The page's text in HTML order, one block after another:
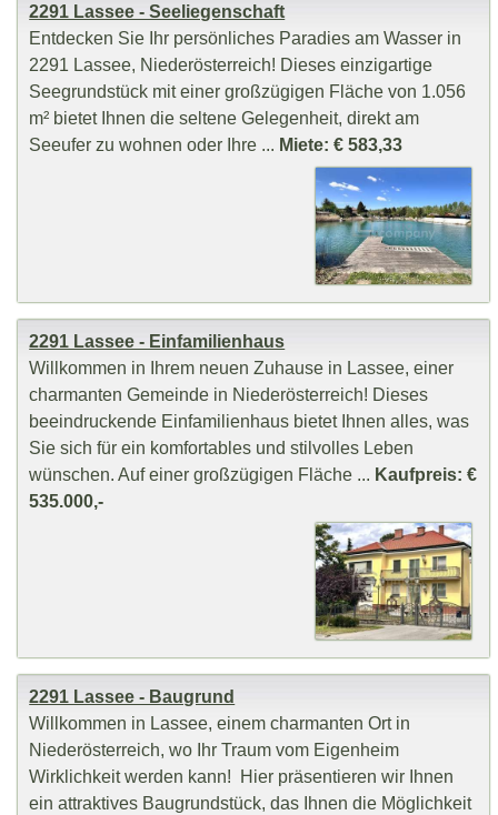
2291 Lassee - Seeliegenschaft
Entdecken Sie Ihr persönliches Paradies am Wasser in
2291 Lassee, Niederösterreich! Dieses einzigartige
Seegrundstück mit einer großzügigen Fläche von 1.056
m² bietet Ihnen die seltene Gelegenheit, direkt am
Seeufer zu wohnen oder Ihre ... Miete: € 583,33
2291 Lassee - Einfamilienhaus
Willkommen in Ihrem neuen Zuhause in Lassee, einer
charmanten Gemeinde in Niederösterreich! Dieses
beeindruckende Einfamilienhaus bietet Ihnen alles, was
Sie sich für ein komfortables und stilvolles Leben
wünschen. Auf einer großzügigen Fläche ... Kaufpreis: €
535.000,-
2291 Lassee - Baugrund
Willkommen in Lassee, einem charmanten Ort in
Niederösterreich, wo Ihr Traum vom Eigenheim
Wirklichkeit werden kann! Hier präsentieren wir Ihnen
ein attraktives Baugrundstück, das Ihnen die Möglichkeit